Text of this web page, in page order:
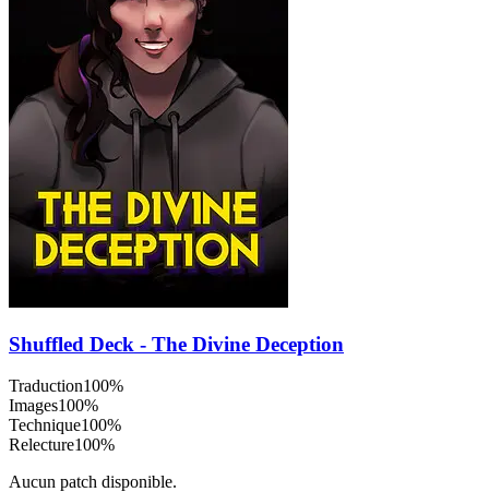
Shuffled Deck - The Divine Deception
Traduction100%
Images100%
Technique100%
Relecture100%
Aucun patch disponible.